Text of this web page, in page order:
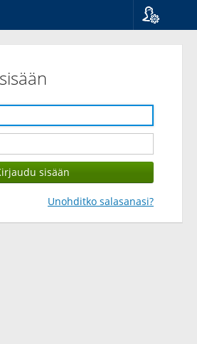
Unohditko salasanasi?